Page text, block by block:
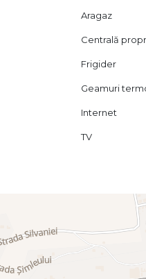
Aragaz
Centrală
Frigider
Geamuri
Internet
TV